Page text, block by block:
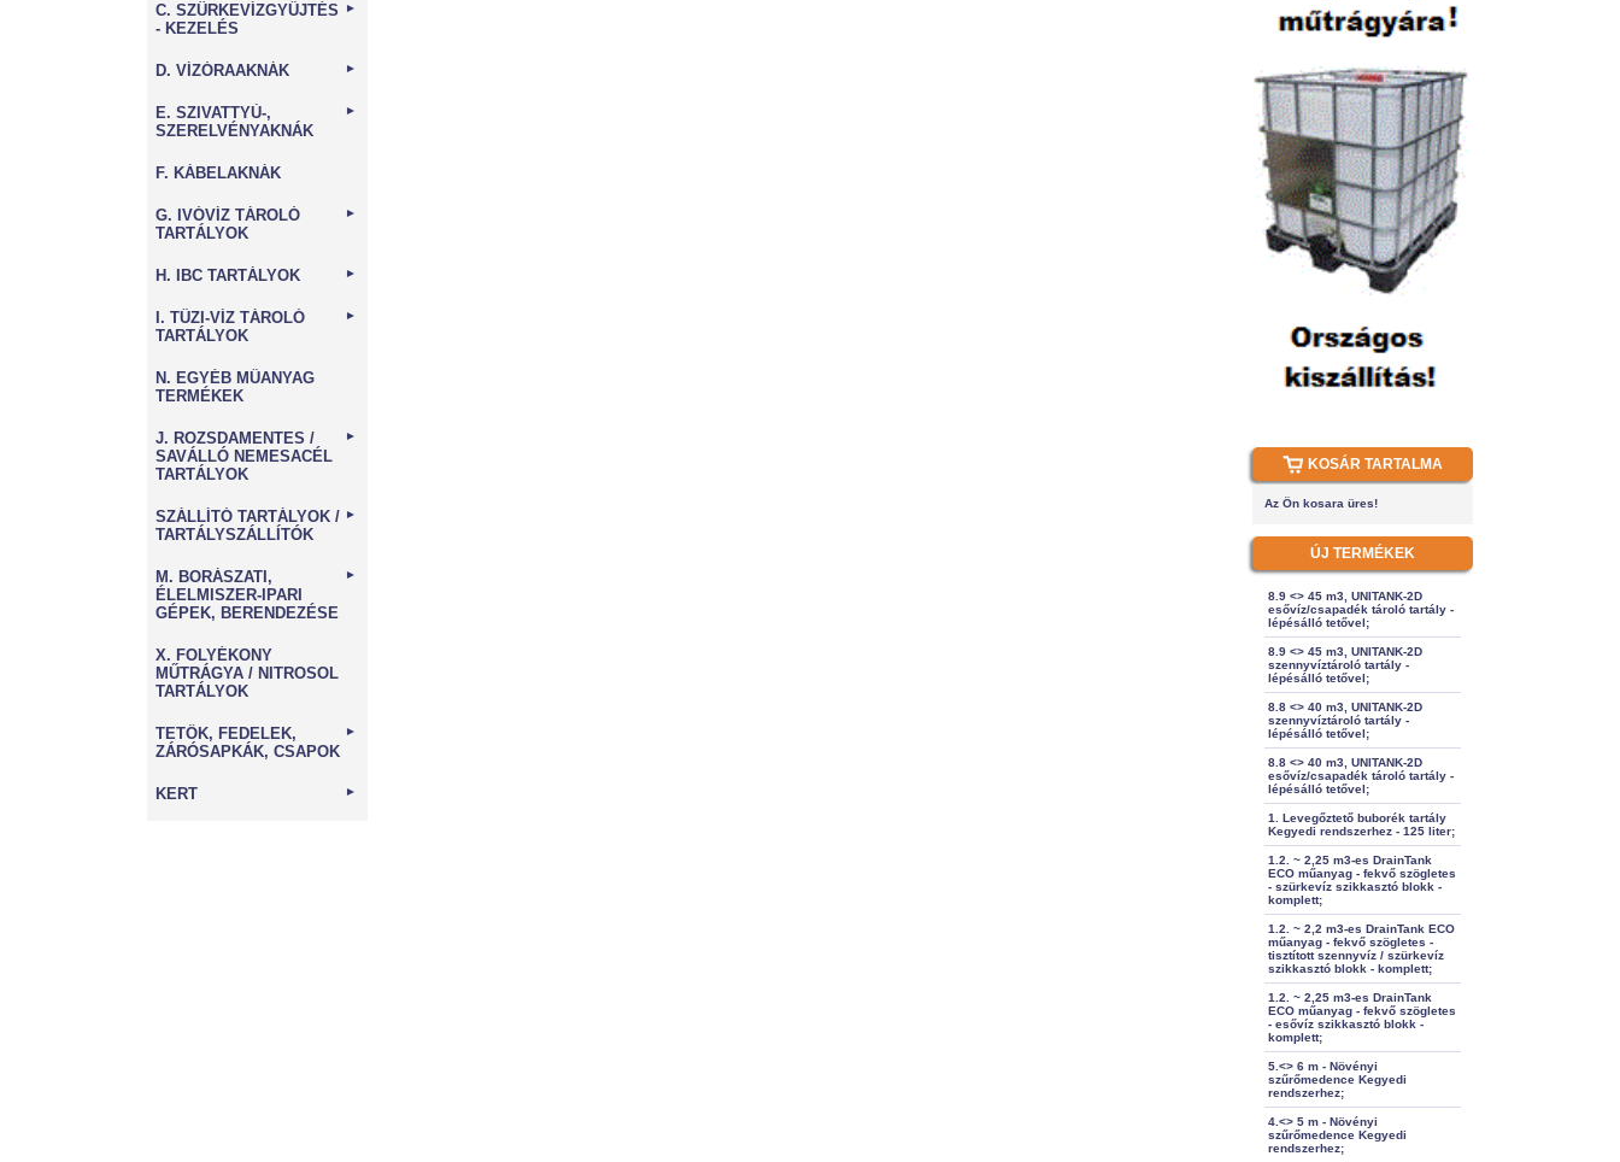
C. SZÜRKEVÍZGYŰJTÉS
- KEZELÉS
►
D. VÍZÓRAAKNÁK ►
E. SZIVATTYÚ-,
SZERELVÉNYAKNÁK
►
F. KÁBELAKNÁK
G. IVÓVÍZ TÁROLÓ
TARTÁLYOK
►
H. IBC TARTÁLYOK ►
I. TŰZI-VÍZ TÁROLÓ
TARTÁLYOK
►
N. EGYÉB MŰANYAG
TERMÉKEK
J. ROZSDAMENTES /
SAVÁLLÓ NEMESACÉL
TARTÁLYOK
►
SZÁLLÍTÓ TARTÁLYOK /
TARTÁLYSZÁLLÍTÓK
►
M. BORÁSZATI,
ÉLELMISZER-IPARI
GÉPEK, BERENDEZÉSE
►
X. FOLYÉKONY
MŰTRÁGYA / NITROSOL
TARTÁLYOK
TETŐK, FEDELEK,
ZÁRÓSAPKÁK, CSAPOK
►
KERT ►
KOSÁR TARTALMA
Az Ön kosara üres!
ÚJ TERMÉKEK
8.9 <> 45 m3, UNITANK-2D
esővíz/csapadék tároló tartály -
lépésálló tetővel;
8.9 <> 45 m3, UNITANK-2D
szennyvíztároló tartály -
lépésálló tetővel;
8.8 <> 40 m3, UNITANK-2D
szennyvíztároló tartály -
lépésálló tetővel;
8.8 <> 40 m3, UNITANK-2D
esővíz/csapadék tároló tartály -
lépésálló tetővel;
1. Levegőztető buborék tartály
Kegyedi rendszerhez - 125 liter;
1.2. ~ 2,25 m3-es DrainTank
ECO műanyag - fekvő szögletes
- szürkevíz szikkasztó blokk -
komplett;
1.2. ~ 2,2 m3-es DrainTank ECO
műanyag - fekvő szögletes -
tisztított szennyvíz / szürkevíz
szikkasztó blokk - komplett;
1.2. ~ 2,25 m3-es DrainTank
ECO műanyag - fekvő szögletes
- esővíz szikkasztó blokk -
komplett;
5.<> 6 m - Növényi
szűrőmedence Kegyedi
rendszerhez;
4.<> 5 m - Növényi
szűrőmedence Kegyedi
rendszerhez;